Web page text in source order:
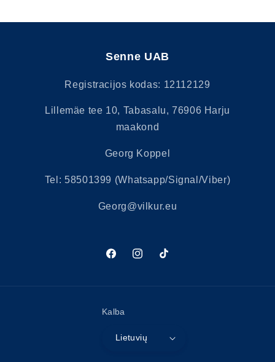
Senne UAB
Registracijos kodas: 12112129
Lillemäe tee 10, Tabasalu, 76906 Harju
maakond
Georg Koppel
Tel: 58501399 (Whatsapp/Signal/Viber)
Georg@vilkur.eu
„Facebook“„Instagram“
„TikTok“
Kalba
Lietuvių